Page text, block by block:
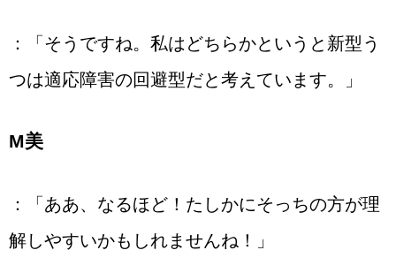
：「そうですね。私はどちらかというと新型う
つは適応障害の回避型だと考えています。」
М美
：「ああ、なるほど！たしかにそっちの方が理
解しやすいかもしれませんね！」